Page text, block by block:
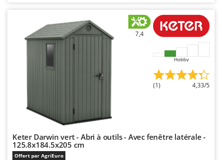
Sunseeker
Telwin
Tineco
Titania
7,4
Hobby
(1) 4,33/5
Keter Darwin vert - Abri à outils - Avec fenêtre latérale -
125.8x184.5x205 cm
Offert par AgriEuro